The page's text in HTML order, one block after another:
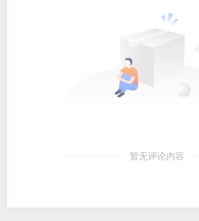
暂无评论内容